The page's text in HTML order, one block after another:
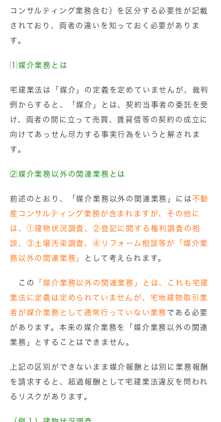
コンサルティング業務含む）を区分する必要性が記載
されており、両者の違いを知っておく必要がありま
す。
⑴媒介業務とは
宅建業法は「媒介」の定義を定めていませんが、裁判
例からすると、「媒介」とは、契約当事者の委託を受
け、両者の間に立って売買、賃貸借等の契約の成立に
向けてあっせん尽力する事実行為をいうと解されま
す。
⑵媒介業務以外の関連業務とは
前述のとおり、「媒介業務以外の関連業務」には 不動
産コンサルティング業務が含まれますが、その他に
は、①建物状況調査、②登記に関する権利調査の相
談、③土壌汚染調査、④リフォーム相談等が「媒介業
務以外の関連業務」
として考えられます。
この
「媒介業務以外の関連業務」とは、これも宅建
業法に定義は定められていませんが、宅地建物取引業
者が媒介業務として通常行っていない業務 である必要
があります。本来の媒介業務を「媒介業務以外の関連
業務」とすることはできません。
上記の区別ができないまま媒介報酬とは別に業務報酬
を請求すると、超過報酬として宅建業法違反を問われ
るリスクがあります。